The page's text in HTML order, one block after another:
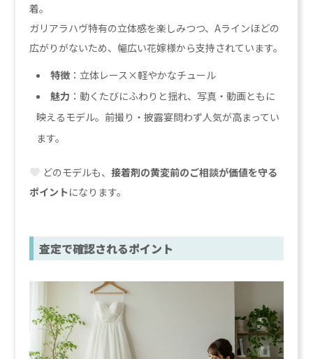
着。
ガリアラハヴ特有の立体感を楽しみつつ、Aラインほどの
広がりがないため、幅広い花嫁様から支持されています。
特徴 ：立体レース×軽やかなチュール
魅力 ：動くたびにふわりと揺れ、写真・動画ともに
映えるモデル。前撮り・披露宴問わず人気が高まってい
ます。
どのモデルも、接着剤の黄変前のご相談が価値を守る
ポイントになります。
査定で確認されるポイント